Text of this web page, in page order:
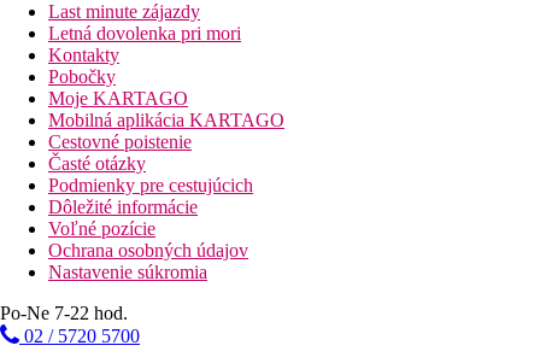
Last minute zájazdy
Letná dovolenka pri mori
Kontakty
Pobočky
Moje KARTAGO
Mobilná aplikácia KARTAGO
Cestovné poistenie
Časté otázky
Podmienky pre cestujúcich
Dôležité informácie
Voľné pozície
Ochrana osobných údajov
Nastavenie súkromia
Po-Ne 7-22 hod.
02 / 5720 5700